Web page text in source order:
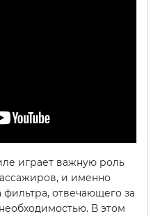
играет важную роль
и именно
фильтра, отвечающего за
В этом